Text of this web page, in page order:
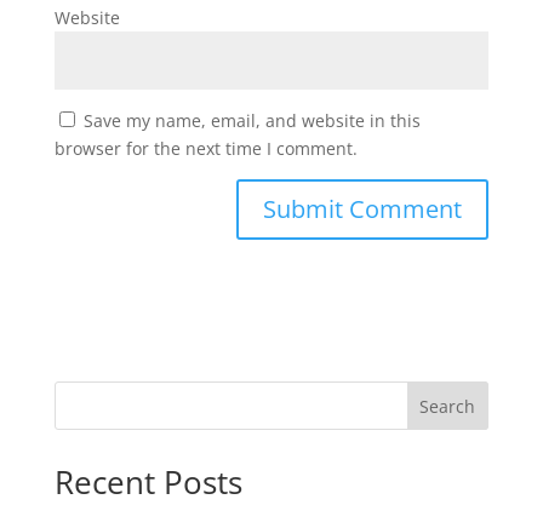
Website
Save my name, email, and website in this
browser for the next time I comment.
Search
Recent Posts